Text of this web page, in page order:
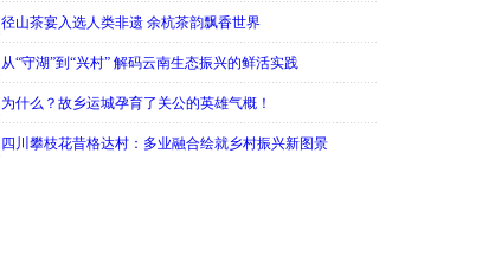
径山茶宴入选人类非遗 余杭茶韵飘香世界
从“守湖”到“兴村” 解码云南生态振兴的鲜活实践
为什么？故乡运城孕育了关公的英雄气概！
四川攀枝花昔格达村：多业融合绘就乡村振兴新图景